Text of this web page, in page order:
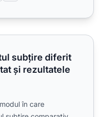
diferit față de Google?
subțire diferit
și rezultatele
în care